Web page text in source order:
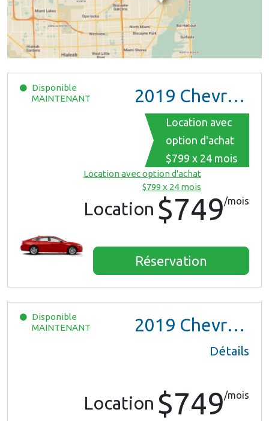
Disponible
MAINTENANT
2019 Chevrolet Malibu
Location avec
option d'achat
$799 x 24 mois
Location avec option d'achat
$799 x 24 mois
Location $749/mois
Réservation
Disponible
MAINTENANT
2019 Chevrolet Malibu
Détails
Location $749/mois